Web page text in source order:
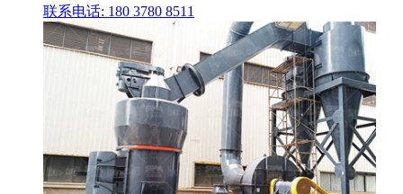
联系电话: 180 3780 8511